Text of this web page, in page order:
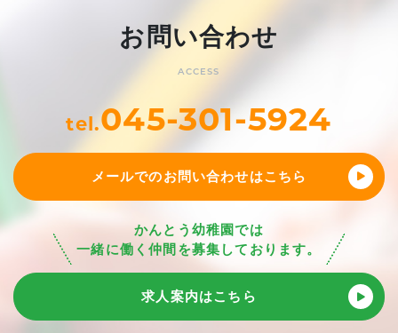
お問い合わせ
ACCESS
tel.045-301-5924
メールでのお問い合わせはこちら
かんとう幼稚園では
一緒に働く仲間を募集しております。
求人案内はこちら